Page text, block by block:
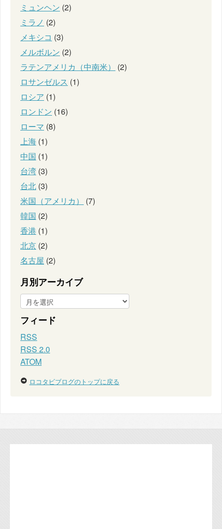
ミュンヘン (2)
ミラノ (2)
メキシコ (3)
メルボルン (2)
ラテンアメリカ（中南米）
(2)
ロサンゼルス (1)
ロシア (1)
ロンドン (16)
ローマ (8)
上海 (1)
中国 (1)
台湾 (3)
台北 (3)
米国（アメリカ）
(7)
韓国 (2)
香港 (1)
北京 (2)
名古屋 (2)
月別アーカイブ
フィード
RSS
RSS 2.0
ATOM
ロコタビブログのトップに戻る